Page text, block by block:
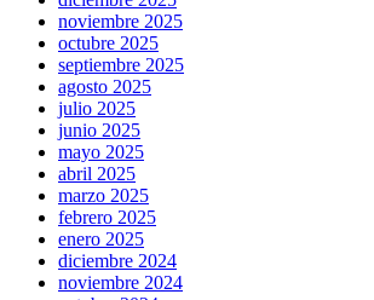
noviembre 2025
octubre 2025
septiembre 2025
agosto 2025
julio 2025
junio 2025
mayo 2025
abril 2025
marzo 2025
febrero 2025
enero 2025
diciembre 2024
noviembre 2024